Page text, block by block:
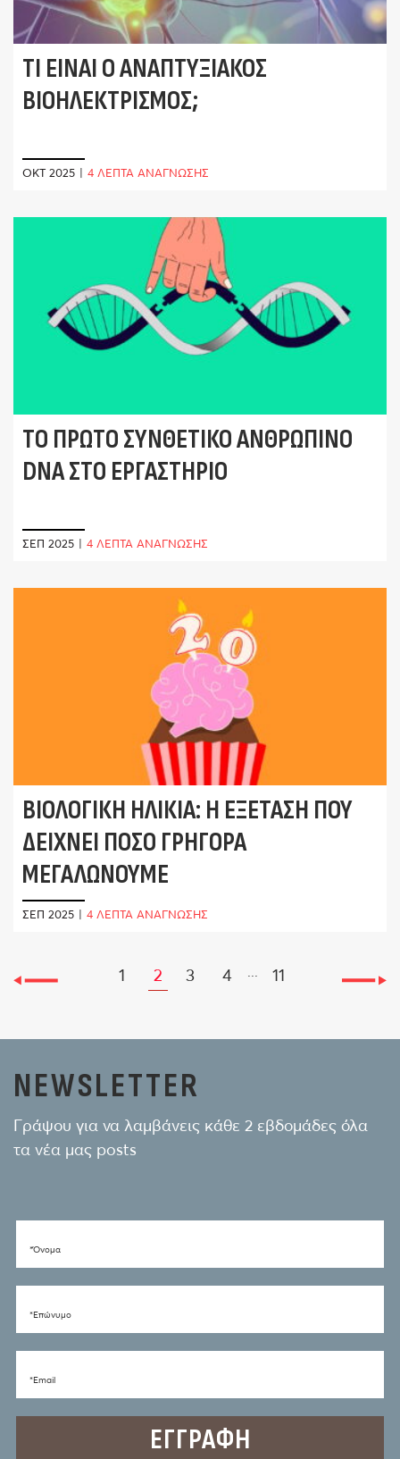
ΤΙ ΕΊΝΑΙ Ο ΑΝΑΠΤΥΞΙΑΚΌΣ
ΒΙΟΗΛΕΚΤΡΙΣΜΌΣ;
ΟΚΤ 2025 | 4 ΛΕΠΤΑ ΑΝΑΓΝΩΣΗΣ
ΤΟ ΠΡΏΤΟ ΣΥΝΘΕΤΙΚΌ ΑΝΘΡΏΠΙΝΟ
DNA ΣΤΟ ΕΡΓΑΣΤΉΡΙΟ
ΣΕΠ 2025 | 4 ΛΕΠΤΑ ΑΝΑΓΝΩΣΗΣ
ΒΙΟΛΟΓΙΚΉ ΗΛΙΚΊΑ: Η ΕΞΈΤΑΣΗ ΠΟΥ
ΔΕΊΧΝΕΙ ΠΌΣΟ ΓΡΉΓΟΡΑ
ΜΕΓΑΛΏΝΟΥΜΕ
ΣΕΠ 2025 | 4 ΛΕΠΤΑ ΑΝΑΓΝΩΣΗΣ
1 2 3 4 ... 11
NEWSLETTER
Γράψου για να λαμβάνεις κάθε 2 εβδομάδες όλα
τα νέα μας posts
*Όνομα
*Eπώνυμο
*Email